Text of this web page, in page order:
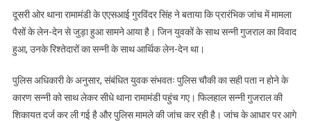
दूसरी ओर थाना रामामंडी के एएसआई गुरविंदर सिंह ने बताया कि प्रारंभिक जांच में मामला
पैसों के लेन-देन से जुड़ा हुआ सामने आया है। जिन युवकों के साथ सन्नी गुजराल का विवाद
हुआ, उनके रिश्तेदारों का सन्नी के साथ आर्थिक लेन-देन था।
पुलिस अधिकारी के अनुसार, संबंधित युवक संभवतः पुलिस चौकी का सही पता न होने के
कारण सन्नी को साथ लेकर सीधे थाना रामामंडी पहुंच गए। फिलहाल सन्नी गुजराल की
शिकायत दर्ज कर ली गई है और पुलिस मामले की जांच कर रही है। जांच के आधार पर आगे